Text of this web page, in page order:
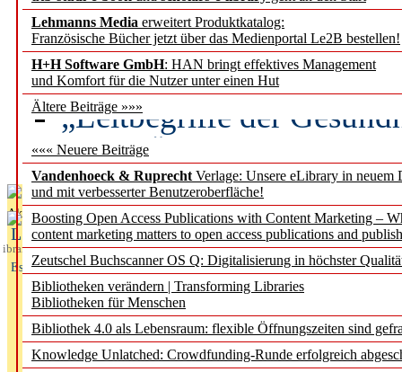
Lehmanns Media erweitert Produktkatalog:
Französische Bücher jetzt über das Medienportal Le2B bestellen!
H+H Software GmbH: HAN bringt effektives Management
und Komfort für die Nutzer unter einen Hut
Ältere Beiträge »»»
««« Neuere Beiträge
Vandenhoeck & Ruprecht Verlage: Unsere eLibrary in neuem
und mit verbesserter Benutzeroberfläche!
Boosting Open Access Publications with Content Marketing –
content marketing matters to open access publications and
Zeutschel Buchscanner OS Q: Digitalisierung in höchster
Bibliotheken verändern | Transforming Libraries
Bibliotheken für Menschen
Bibliothek 4.0 als Lebensraum: flexible Öffnungszeiten sind
Knowledge Unlatched: Crowdfunding-Runde erfolgreich
Künstliche Intelligenz
besser zu verstehen
„Leitbegriffe der
des BIÖG erscheinen
Aktuelles aus
L
ibrary
Essentials